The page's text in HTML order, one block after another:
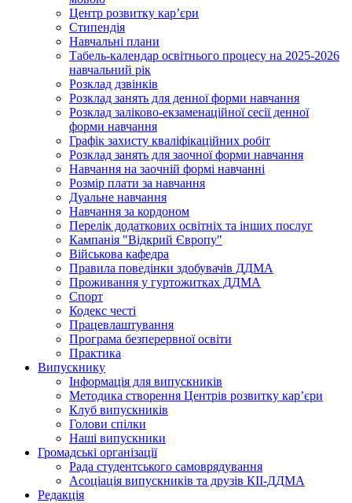
Центр розвитку кар’єри
Стипендія
Навчальні плани
Табель-календар освітнього процесу на 2025-2026
навчальний рік
Розклад дзвінків
Розклад занять для денної форми навчання
Розклад заліково-екзаменаційної сесії денної
форми навчання
Графік захисту кваліфікаційних робіт
Розклад занять для заочної форми навчання
Навчання на заочній формі навчанні
Розмір плати за навчання
Дуальне навчання
Навчання за кордоном
Перелік додаткових освітніх та інших послуг
Кампанія "Відкрий Європу"
Військова кафедра
Правила поведінки здобувачів ДДМА
Проживання у гуртожитках ДДМА
Спорт
Кодекс честі
Працевлаштування
Програма безперервної освіти
Практика
Випускнику
Інформація для випускників
Методика створення Центрів розвитку кар’єри
Клуб випускників
Голови спілки
Наші випускники
Громадські організації
Рада студентського самоврядування
Асоціація випускників та друзів КІІ-ДДМА
Редакція